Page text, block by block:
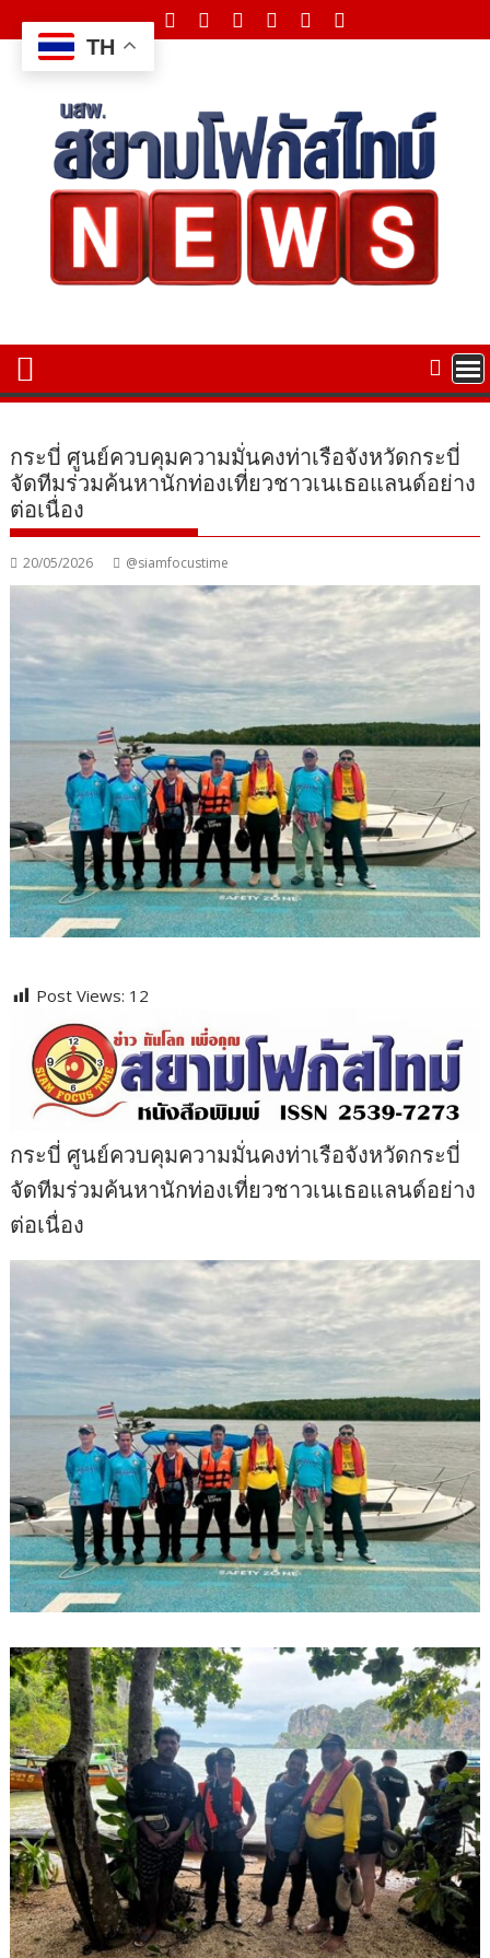
to
content
กระบี่ ศูนย์ควบคุมความมั่นคงท่าเรือจังหวัดกระบี่
จัดทีมร่วมค้นหานักท่องเที่ยวชาวเนเธอแลนด์อย่าง
ต่อเนื่อง
20/05/2026 @siamfocustime
Post Views: 12
กระบี่ ศูนย์ควบคุมความมั่นคงท่าเรือจังหวัดกระบี่
จัดทีมร่วมค้นหานักท่องเที่ยวชาวเนเธอแลนด์อย่าง
ต่อเนื่อง
TH